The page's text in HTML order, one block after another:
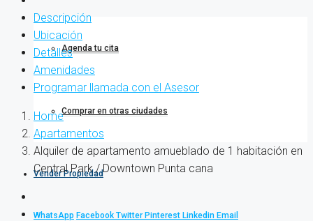
Agenda tu cita
Comprar en otras ciudades
Vender Propiedad
Descripción
Ubicación
Detalles
Amenidades
Programar llamada con el Asesor
Home
Apartamentos
Alquiler de apartamento amueblado de 1 habitación en
Central Park / Downtown Punta cana
WhatsApp Facebook Twitter Pinterest Linkedin Email